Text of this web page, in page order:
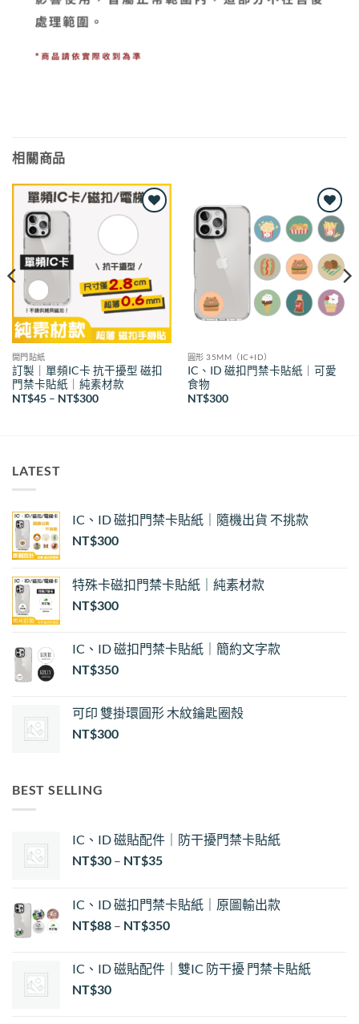
相關商品
Add to
開門貼紙
訂製｜單頻IC卡 抗干擾型 磁扣
門禁卡貼紙｜純素材款
NT$45 – NT$300價
Add to
wishlist
圓形 35MM（IC+ID）
IC、ID 磁扣門禁卡貼紙｜可愛
食物
NT$300
LATEST
IC、ID 磁扣門禁卡貼紙｜隨機出貨 不挑款
NT$300
特殊卡磁扣門禁卡貼紙｜純素材款
NT$300
IC、ID 磁扣門禁卡貼紙｜簡約文字款
NT$350
可印 雙掛環圓形 木紋鑰匙圈殼
NT$300
BEST SELLING
IC、ID 磁貼配件｜防干擾門禁卡貼紙
NT$30 – NT$35價
圍：
NT$30
NT$35
IC、ID 磁扣門禁卡貼紙｜原圖輸出款
NT$88 – NT$350
IC、ID 磁貼配件｜雙IC 防干擾 門禁卡貼紙
NT$30